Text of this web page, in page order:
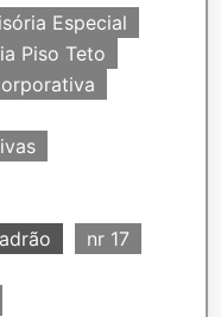
Especial
Piso Teto
nr 17